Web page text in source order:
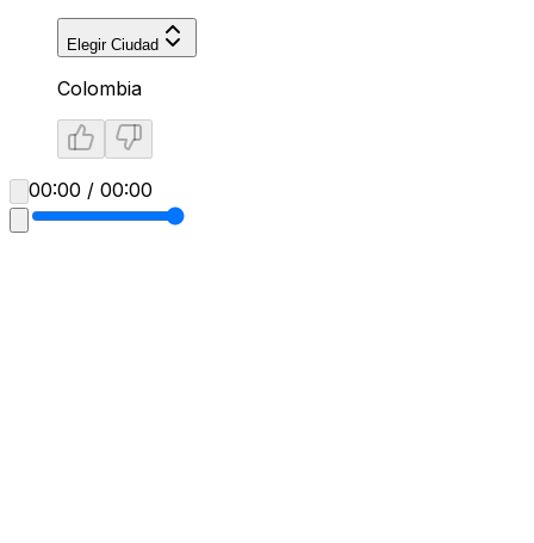
Elegir Ciudad
Colombia
00:00 / 00:00